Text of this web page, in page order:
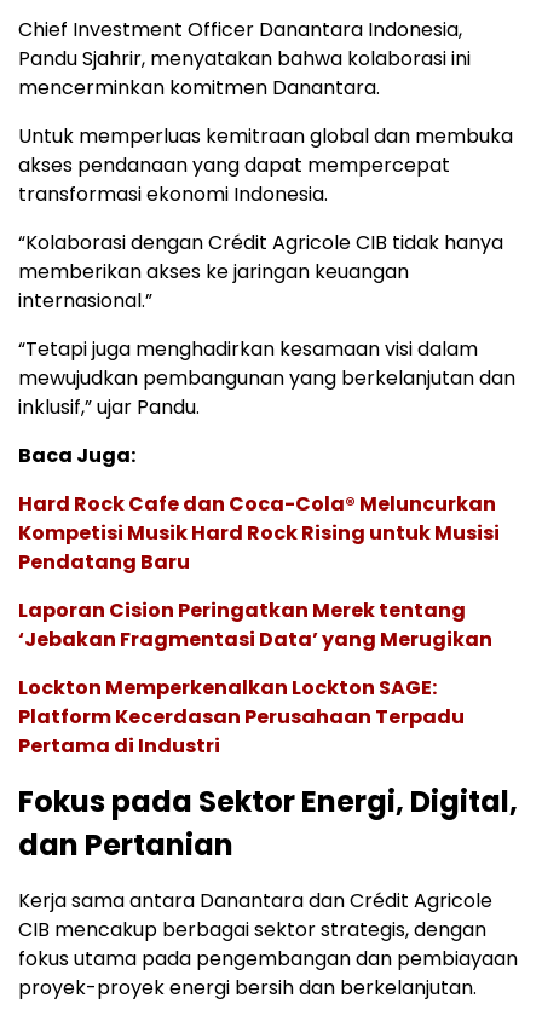
Chief Investment Officer Danantara Indonesia,
Pandu Sjahrir, menyatakan bahwa kolaborasi ini
mencerminkan komitmen Danantara.
Untuk memperluas kemitraan global dan membuka
akses pendanaan yang dapat mempercepat
transformasi ekonomi Indonesia.
“Kolaborasi dengan Crédit Agricole CIB tidak hanya
memberikan akses ke jaringan keuangan
internasional.”
“Tetapi juga menghadirkan kesamaan visi dalam
mewujudkan pembangunan yang berkelanjutan dan
inklusif,” ujar Pandu.
Baca Juga:
Hard Rock Cafe dan Coca-Cola® Meluncurkan
Kompetisi Musik Hard Rock Rising untuk Musisi
Pendatang Baru
Laporan Cision Peringatkan Merek tentang
‘Jebakan Fragmentasi Data’ yang Merugikan
Lockton Memperkenalkan Lockton SAGE:
Platform Kecerdasan Perusahaan Terpadu
Pertama di Industri
Fokus pada Sektor Energi, Digital,
dan Pertanian
Kerja sama antara Danantara dan Crédit Agricole
CIB mencakup berbagai sektor strategis, dengan
fokus utama pada pengembangan dan pembiayaan
proyek-proyek energi bersih dan berkelanjutan.